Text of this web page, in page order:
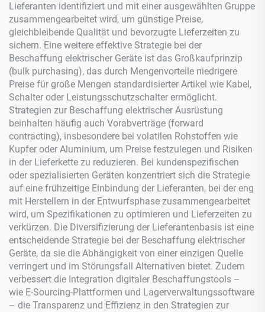
Lieferanten identifiziert und mit einer ausgewählten Gruppe
zusammengearbeitet wird, um günstige Preise,
gleichbleibende Qualität und bevorzugte Lieferzeiten zu
sichern. Eine weitere effektive Strategie bei der
Beschaffung elektrischer Geräte ist das Großkaufprinzip
(bulk purchasing), das durch Mengenvorteile niedrigere
Preise für große Mengen standardisierter Artikel wie Kabel,
Schalter oder Leistungsschutzschalter ermöglicht.
Strategien zur Beschaffung elektrischer Ausrüstung
beinhalten häufig auch Vorabverträge (forward
contracting), insbesondere bei volatilen Rohstoffen wie
Kupfer oder Aluminium, um Preise festzulegen und Risiken
in der Lieferkette zu reduzieren. Bei kundenspezifischen
oder spezialisierten Geräten konzentriert sich die Strategie
auf eine frühzeitige Einbindung der Lieferanten, bei der eng
mit Herstellern in der Entwurfsphase zusammengearbeitet
wird, um Spezifikationen zu optimieren und Lieferzeiten zu
verkürzen. Die Diversifizierung der Lieferantenbasis ist eine
entscheidende Strategie bei der Beschaffung elektrischer
Geräte, da sie die Abhängigkeit von einer einzigen Quelle
verringert und im Störungsfall Alternativen bietet. Zudem
verbessert die Integration digitaler Beschaffungstools –
wie E-Sourcing-Plattformen und Lagerverwaltungssoftware
– die Transparenz und Effizienz in den Strategien zur